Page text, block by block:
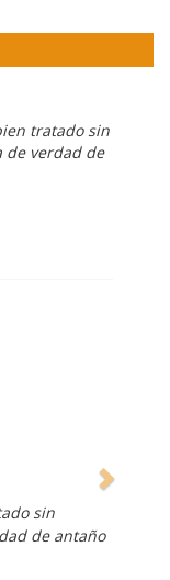
tratado sin
de verdad de
sin
de antaño